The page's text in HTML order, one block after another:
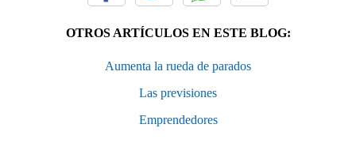
OTROS ARTÍCULOS EN ESTE BLOG:
Aumenta la rueda de parados
Las previsiones
Emprendedores